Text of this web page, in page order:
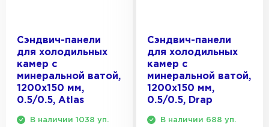
Сэндвич-панели
для холодильных
камер с
минеральной ватой,
1200х150 мм,
0.5/0.5, Atlas
В наличии 1038 уп.
Сэндвич-панели
для холодильных
камер с
минеральной ватой,
1200х150 мм,
0.5/0.5, Drap
В наличии 688 уп.